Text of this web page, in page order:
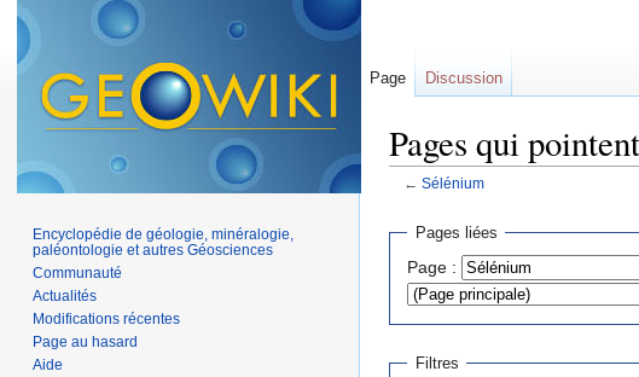
Pages qui
← Sélénium
Pages liées
Page :
Filtres
Page Discussion
Encyclopédie de géologie, minéralogie,
paléontologie et autres Géosciences
Communauté
Actualités
Modifications récentes
Page au hasard
Aide